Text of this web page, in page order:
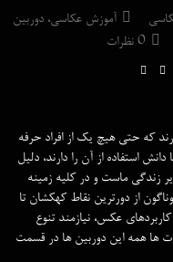
آموزش عکاسی, دوربین
0 نظرات
ﮐﻪ ﺣﺘﯽ ﻫﻴﭻ ﻳﮏ از اﻓﺮاد ﺣﺮﻓﻪ
اﺳﺘﻔﺎده از آن را دارﻧﺪ، دﻟﻴﻞ
زﻧﺪﮔﯽ ﻣﺎﺳﺖ و در ﮐﻠﻴﻪ زﻣﻴﻨﻪ
از دورﺗﺮﻳﻦ ﻧﻘﺎط ﮐﻬﮑﺸﺎن ﺗﺎ
ﻋﮑﺲ، ﻧﻴﺎزﻣﻨﺪ ﺗﻨﻮع
ﻫﺎ ﻫﻤﻪ اﻳﻦ دورﺑﻴﻦ ﻫﺎ در ﻗﺴﻤﺖ